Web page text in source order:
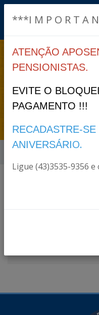
***I M P O R T A
ATENÇÃO
PENSIONISTAS.
EVITE O
PAGAMENTO !!!
RECADASTRE-
ANIVERSÁRIO.
Ligue (43)3535-9356